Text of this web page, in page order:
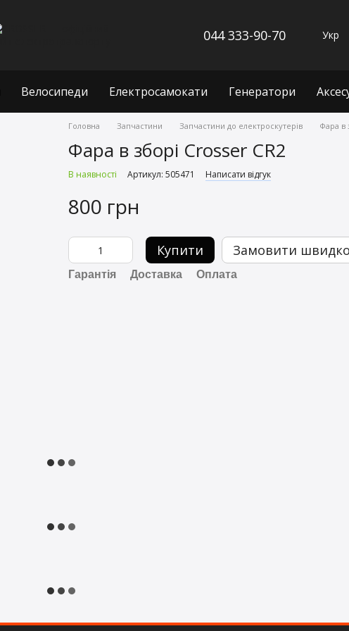
044 333-90-70 Укр
Велосипеди Електросамокати Генератори
Головна Запчастини Запчастини до електроскутерів Фара в
Фара в зборі Crosser CR2
В наявності Артикул: 505471 Написати відгук
800 грн
Купити Замовити швидко
Гарантія Доставка Оплата